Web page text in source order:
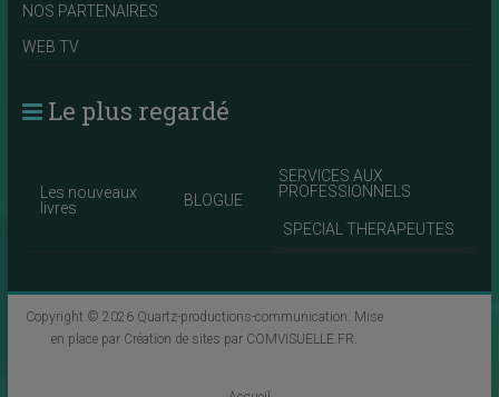
NOS PARTENAIRES
WEB TV
Le plus regardé
Les nouveaux
livres
BLOGUE
SERVICES AUX
PROFESSIONNELS
SPECIAL THERAPEUTES
Copyright © 2026 Quartz-productions-communication. Mise
en place par Création de sites par COMVISUELLE.FR.